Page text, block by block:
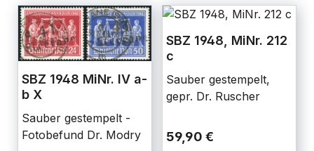
SBZ 1948 MiNr. IV a-
b X
Sauber gestempelt -
Fotobefund Dr. Modry
SBZ 1948, MiNr. 212
c
Sauber gestempelt,
gepr. Dr. Ruscher
59,90 €